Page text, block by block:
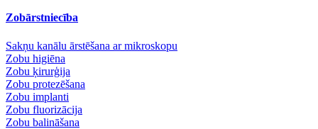
Zobārstniecība
Sakņu kanālu ārstēšana ar mikroskopu
Zobu higiēna
Zobu ķirurģija
Zobu protezēšana
Zobu implanti
Zobu fluorizācija
Zobu balināšana